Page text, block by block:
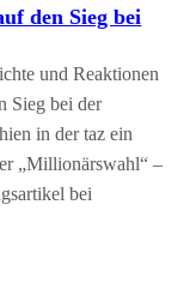
den Sieg bei
und Reaktionen
Sieg bei der
in der taz ein
„Millionärswahl“ –
bei